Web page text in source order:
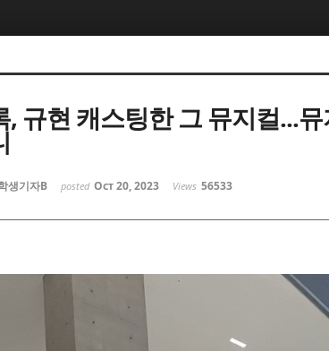
, 규현 캐스팅한 그 뮤지컬...
생기자B posted Oct 20, 2023 Views 56533